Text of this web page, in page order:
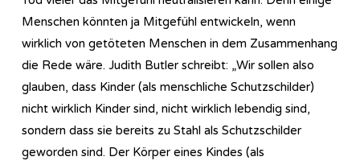
Menschen könnten ja Mitgefühl entwickeln, wenn
wirklich von getöteten Menschen in dem Zusammenhang
die Rede wäre. Judith Butler schreibt: „Wir sollen also
glauben, dass Kinder (als menschliche Schutzschilder)
nicht wirklich Kinder sind, nicht wirklich lebendig sind,
sondern dass sie bereits zu Stahl als Schutzschilder
geworden sind. Der Körper eines Kindes (als